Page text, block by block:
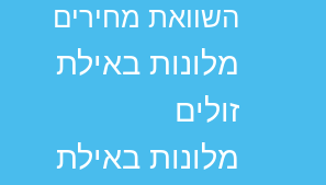
השוואת מחירים
מלונות באילת
זולים
מלונות באילת